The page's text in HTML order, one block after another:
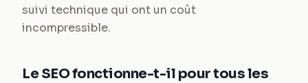
suivi technique qui ont un coût
incompressible.
Le SEO fonctionne-t-il pour tous les